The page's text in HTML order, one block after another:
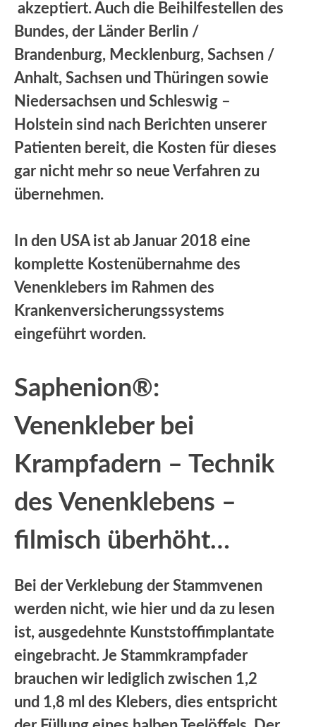
akzeptiert. Auch die Beihilfestellen des
Bundes, der Länder Berlin /
Brandenburg, Mecklenburg, Sachsen /
Anhalt, Sachsen und Thüringen sowie
Niedersachsen und Schleswig –
Holstein sind nach Berichten unserer
Patienten bereit, die Kosten für dieses
gar nicht mehr so neue Verfahren zu
übernehmen.
In den USA ist ab Januar 2018 eine
komplette Kostenübernahme des
Venenklebers im Rahmen des
Krankenversicherungssystems
eingeführt worden.
Saphenion®:
Venenkleber bei
Krampfadern – Technik
des Venenklebens –
filmisch überhöht…
Bei der Verklebung der Stammvenen
werden nicht, wie hier und da zu lesen
ist, ausgedehnte Kunststoffimplantate
eingebracht. Je Stammkrampfader
brauchen wir lediglich zwischen 1,2
und 1,8 ml des Klebers, dies entspricht